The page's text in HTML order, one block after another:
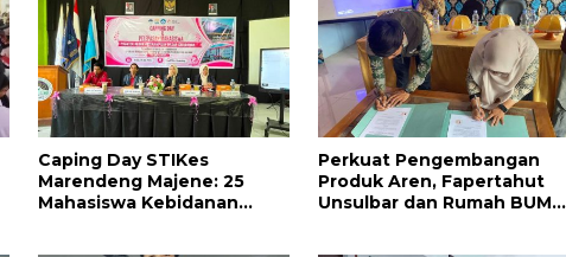
Caping Day STIKes
Marendeng Majene: 25
Mahasiswa Kebidanan
Perkuat Pengembangan
Produk Aren, Fapertahut
Unsulbar dan Rumah BUMN